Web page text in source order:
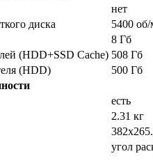
нет
диска
5400
8 Гб
(HDD+SSD Cache) 508 Гб
(HDD)
500 Гб
есть
2.31 кг
угол